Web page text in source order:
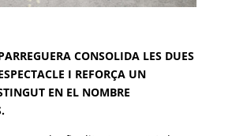
CONSOLIDA LES DUES
I REFORÇA UN
EN EL NOMBRE